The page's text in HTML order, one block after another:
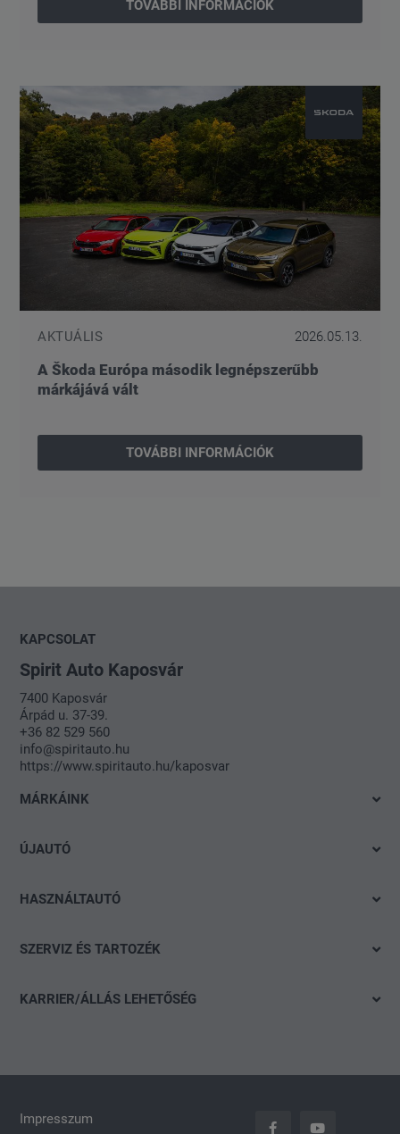
TOVÁBBI INFORMÁCIÓK
AKTUÁLIS 2026.05.13.
A Škoda Európa második legnépszerűbb
márkájává vált
TOVÁBBI INFORMÁCIÓK
KAPCSOLAT
Spirit Auto Kaposvár
7400 Kaposvár
Árpád u. 37-39.
+36 82 529 560
info@spiritauto.hu
https://www.spiritauto.hu/kaposvar
MÁRKÁINK
Audi
CUPRA
ÚJAUTÓ
Ajánlatok és akciók
Konfigurálás
HASZNÁLTAUTÓ
Részletes keresés
SZERVIZ ÉS TARTOZÉK
Szervizidőpont-foglalás
KARRIER/ÁLLÁS LEHETŐSÉG
Impresszum